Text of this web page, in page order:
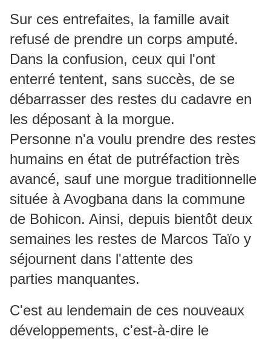
Sur ces entrefaites, la famille avait
refusé de prendre un corps amputé.
Dans la confusion, ceux qui l'ont
enterré tentent, sans succès, de se
débarrasser des restes du cadavre en
les déposant à la morgue.
Personne n'a voulu prendre des restes
humains en état de putréfaction très
avancé, sauf une morgue traditionnelle
située à Avogbana dans la commune
de Bohicon. Ainsi, depuis bientôt deux
semaines les restes de Marcos Taïo y
séjournent dans l'attente des
parties manquantes.
C'est au lendemain de ces nouveaux
développements, c'est-à-dire le